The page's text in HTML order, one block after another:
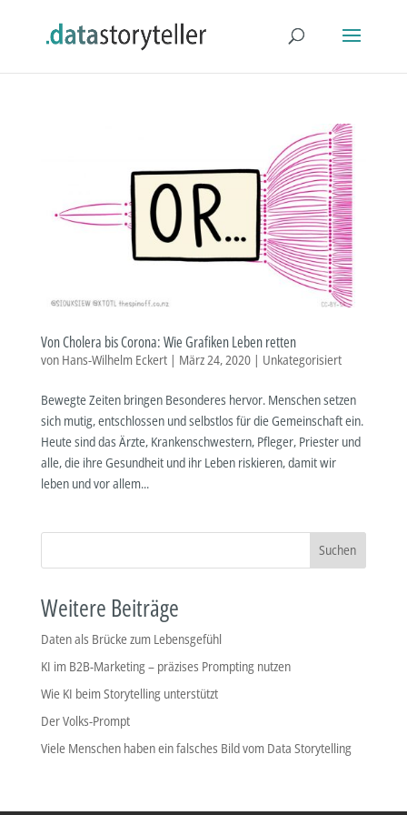
Von Cholera bis Corona: Wie Grafiken Leben retten
von Hans-Wilhelm Eckert| März 24, 2020| Unkategorisiert
Bewegte Zeiten bringen Besonderes hervor. Menschen setzen
sich mutig, entschlossen und selbstlos für die Gemeinschaft ein.
Heute sind das Ärzte, Krankenschwestern, Pfleger, Priester und
alle, die ihre Gesundheit und ihr Leben riskieren, damit wir
leben und vor allem...
Suchen
Weitere Beiträge
Daten als Brücke zum Lebensgefühl
KI im B2B-Marketing – präzises Prompting nutzen
Wie KI beim Storytelling unterstützt
Der Volks-Prompt
Viele Menschen haben ein falsches Bild vom Data Storytelling